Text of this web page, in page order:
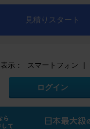
見積りスタート
表示： スマートフォン |
ログイン